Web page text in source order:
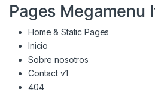
Pages Megamenu
Home & Static Pages
Inicio
Sobre nosotros
Contact v1
404